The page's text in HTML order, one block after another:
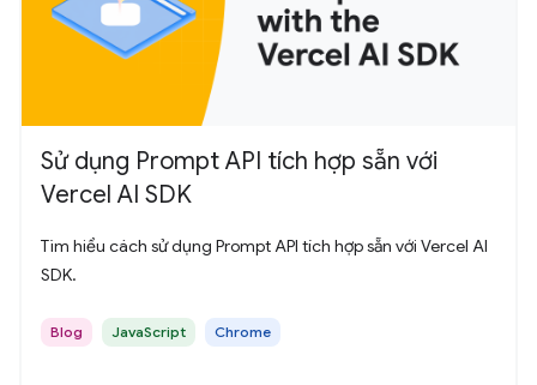
Sử dụng Prompt API tích hợp sẵn với
Vercel AI SDK
Tìm hiểu cách sử dụng Prompt API tích hợp sẵn với Vercel AI
SDK.
Blog JavaScript Chrome